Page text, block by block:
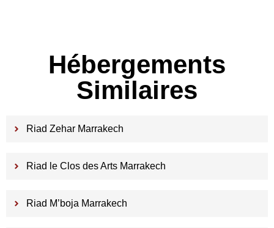
Hébergements
Similaires
Riad Zehar Marrakech
Riad le Clos des Arts Marrakech
Riad M’boja Marrakech